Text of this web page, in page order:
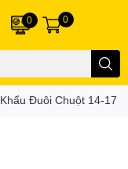
0 0
Khẩu Đuôi Chuột 14-17